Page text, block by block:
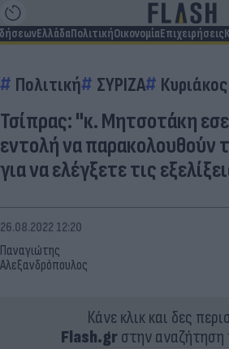
ΕλλάδαΠολιτικήΟικονομίαΕπιχειρήσεις
Πολιτική ΣΥΡΙΖΑ
Τσίπρας: "κ. Μητσοτάκη
εντολή να παρακολουθούν
για να ελέγξετε τις
Παναγιώτης
Αλεξανδρόπουλος
26.08.2022 12:20
Κάνε κλικ και δες
Flash.grστην αναζήτηση